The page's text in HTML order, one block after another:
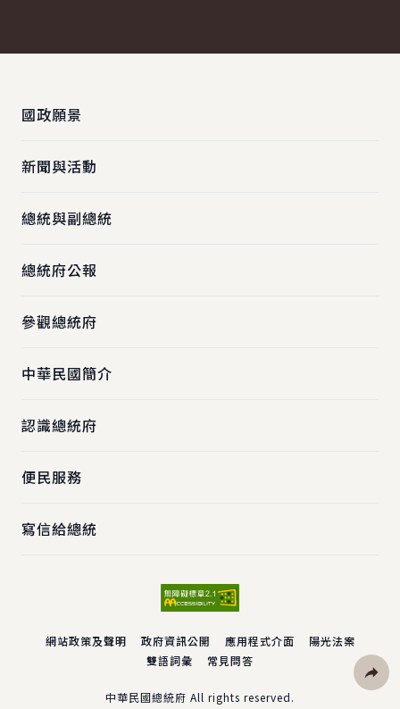
國政願景
新聞與活動
總統與副總統
總統府公報
參觀總統府
中華民國簡介
認識總統府
便民服務
寫信給總統
網站政策及聲明 政府資訊公開 應用程式介面
陽光法案
雙語詞彙
常見問答
中華民國總統府 All rights reserved.